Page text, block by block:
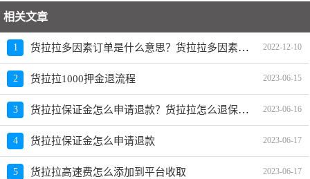
相关文章
1 货拉拉多因素订单是什么意思？货拉拉多因素计费模式合法吗 2022-12-10
2 货拉拉1000押金退流程 2023-06-15
3 货拉拉保证金怎么申请退款？货拉拉怎么退保证金 2023-06-16
4 货拉拉保证金怎么申请退款 2023-06-17
5 货拉拉高速费怎么添加到平台收取 2023-06-17